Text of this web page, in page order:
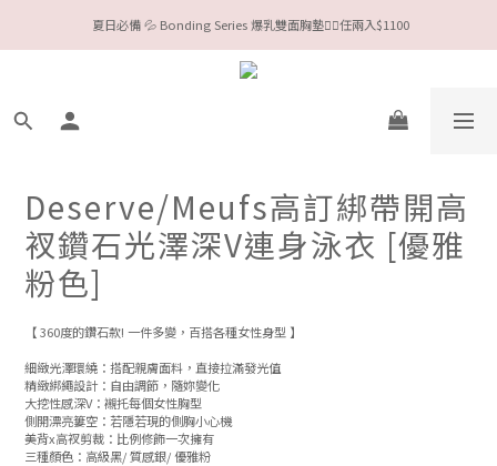
今夏限定Meufs泳衣工作坊 🥳 手做妳獨一無二的Bikini👙
夏日必備 💦 Bonding Series 爆乳雙面胸墊❤️‍🔥任兩入$1100
Valentine❤️‍🔥全款情趣系列任選兩件88折！
今夏限定Meufs泳衣工作坊 🥳 手做妳獨一無二的Bikini👙
Deserve/Meufs高訂綁帶開高
衩鑽石光澤深V連身泳衣 [優雅
粉色]
【 360度的鑽石款! 一件多變，百搭各種女性身型 】
細緻光澤環繞：搭配親膚面料，直接拉滿發光值
精緻綁繩設計：自由調節，隨妳變化
大挖性感深V：襯托每個女性胸型
側開漂亮簍空：若隱若現的側胸小心機
美背x高衩剪裁：比例修飾一次擁有
三種顏色：高級黑/ 質感銀/ 優雅粉